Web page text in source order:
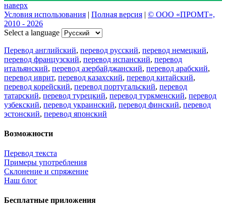
наверх
Условия использования | Полная версия | © ООО «ПРОМТ»,
2010 - 2026
Select a language
Перевод английский, перевод русский, перевод немецкий,
перевод французский, перевод испанский, перевод
итальянский, перевод азербайджанский, перевод арабский,
перевод иврит, перевод казахский, перевод китайский,
перевод корейский, перевод португальский, перевод
татарский, перевод турецкий, перевод туркменский, перевод
узбекский, перевод украинский, перевод финский, перевод
эстонский, перевод японский
Возможности
Перевод текста
Примеры употребления
Склонение и спряжение
Наш блог
Бесплатные приложения